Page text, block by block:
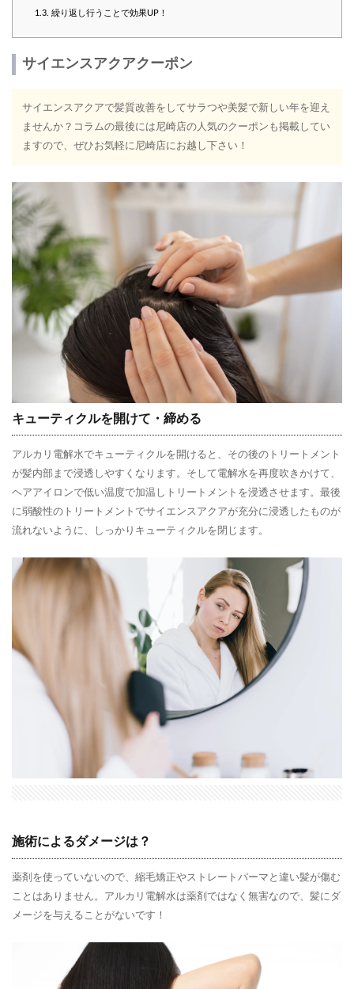
1.3. 繰り返し行うことで効果UP！
サイエンスアクアクーポン
サイエンスアクアで髪質改善をしてサラつや美髪で新しい年を迎え
ませんか？コラムの最後には尼崎店の人気のクーポンも掲載してい
ますので、ぜひお気軽に尼崎店にお越し下さい！
キューティクルを開けて・締める
アルカリ電解水でキューティクルを開けると、その後のトリートメント
が髪内部まで浸透しやすくなります。そして電解水を再度吹きかけて、
ヘアアイロンで低い温度で加温しトリートメントを浸透させます。最後
に弱酸性のトリートメントでサイエンスアクアが充分に浸透したものが
流れないように、しっかりキューティクルを閉じます。
施術によるダメージは？
薬剤を使っていないので、縮毛矯正やストレートパーマと違い髪が傷む
ことはありません。アルカリ電解水は薬剤ではなく無害なので、髪にダ
メージを与えることがないです！